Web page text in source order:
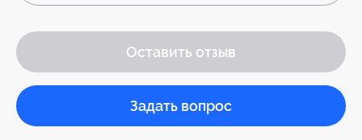
Оставить отзыв
Задать вопрос